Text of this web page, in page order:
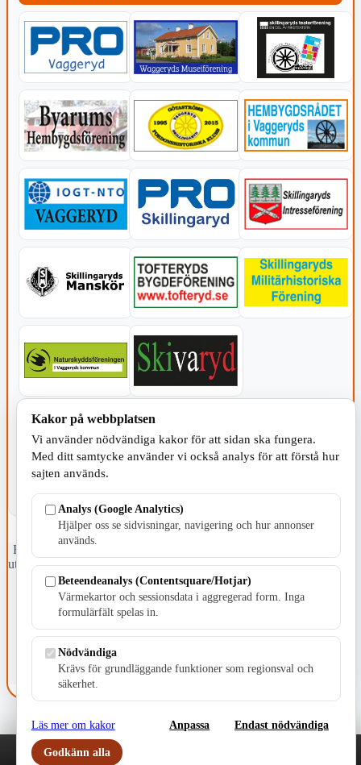
KOMMUNEN
Fristående webbtidningsföretag grundat 1991 som sedan 2002 ger
ut tidningen Skillingaryd.nu och 2010 lanserades Värnamo.nu. Från
april 2026 omfattar Skillingaryd.nu tre kommuner: Gnosjö,
Värnamo och Vaggeryds kommun.
Kontakta oss
E-post: redaktionen@skillingaryd.nu
Postadress: Gisslaköp 1, 568 92 Skillingaryd
Kakinställningar
Kakor på webbplatsen
Vi använder nödvändiga kakor för att sidan ska fungera.
Med ditt samtycke använder vi också analys för att förstå hur
sajten används.
Analys (Google Analytics)
Hjälper oss se sidvisningar, navigering och hur annonser
används.
Beteendeanalys (Contentsquare/Hotjar)
Värmekartor och sessionsdata i aggregerad form. Inga
formulärfält spelas in.
Nödvändiga
Krävs för grundläggande funktioner som regionsval och
säkerhet.
Läs mer om kakor Anpassa Endast nödvändiga
Godkänn alla